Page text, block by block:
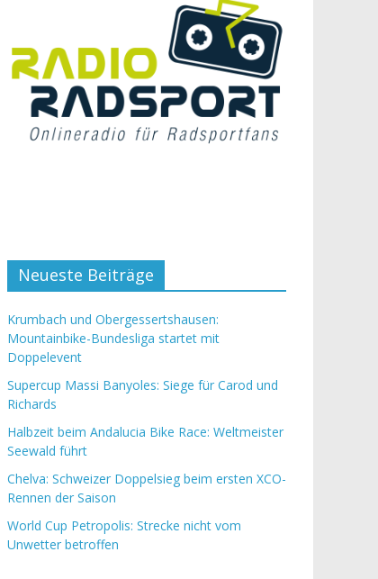
Neueste Beiträge
Krumbach und Obergessertshausen:
Mountainbike-Bundesliga startet mit
Doppelevent
Supercup Massi Banyoles: Siege für Carod und
Richards
Halbzeit beim Andalucia Bike Race: Weltmeister
Seewald führt
Chelva: Schweizer Doppelsieg beim ersten XCO-
Rennen der Saison
World Cup Petropolis: Strecke nicht vom
Unwetter betroffen